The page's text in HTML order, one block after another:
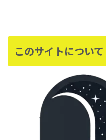
このサイトについて